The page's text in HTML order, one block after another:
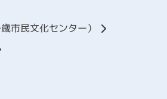
市民文化センター）